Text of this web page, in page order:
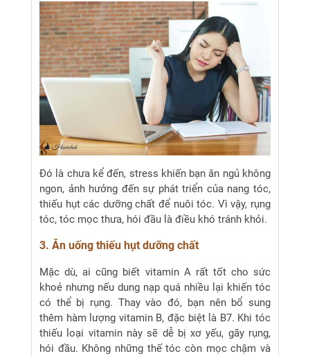
Đó là chưa kể đến, stress khiến bạn ăn ngủ không
ngon, ảnh hưởng đến sự phát triển của nang tóc,
thiếu hụt các dưỡng chất để nuôi tóc. Vì vậy, rụng
tóc, tóc mọc thưa, hói đầu là điều khó tránh khỏi.
3. Ăn uống thiếu hụt dưỡng chất
Mặc dù, ai cũng biết vitamin A rất tốt cho sức
khoẻ nhưng nếu dung nạp quá nhiều lại khiến tóc
có thể bị rụng. Thay vào đó, bạn nên bổ sung
thêm hàm lượng vitamin B, đặc biệt là B7. Khi tóc
thiếu loại vitamin này sẽ dễ bị xơ yếu, gãy rụng,
hói đầu. Không những thế tóc còn mọc chậm và